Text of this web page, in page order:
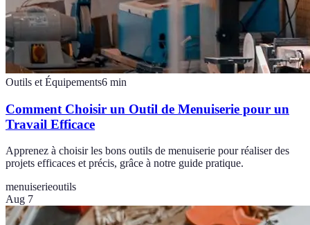
Outils et Équipements6 min
Comment Choisir un Outil de Menuiserie pour un
Travail Efficace
Apprenez à choisir les bons outils de menuiserie pour réaliser des
projets efficaces et précis, grâce à notre guide pratique.
menuiserieoutils
Aug 7